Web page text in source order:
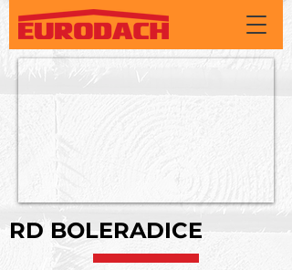
RD BOLERADICE